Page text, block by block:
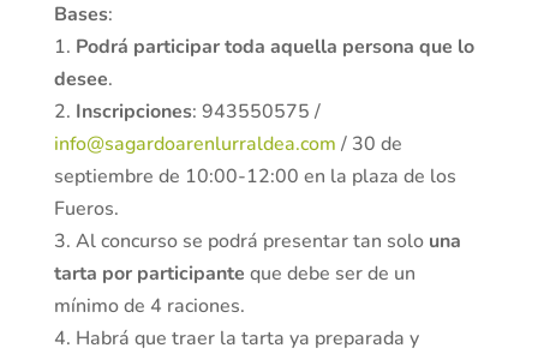
Bases:
1. Podrá participar toda aquella persona que lo
desee.
2. Inscripciones: 943550575 /
info@sagardoarenlurraldea.com / 30 de
septiembre de 10:00-12:00 en la plaza de los
Fueros.
3. Al concurso se podrá presentar tan solo una
tarta por participante que debe ser de un
mínimo de 4 raciones.
4. Habrá que traer la tarta ya preparada y